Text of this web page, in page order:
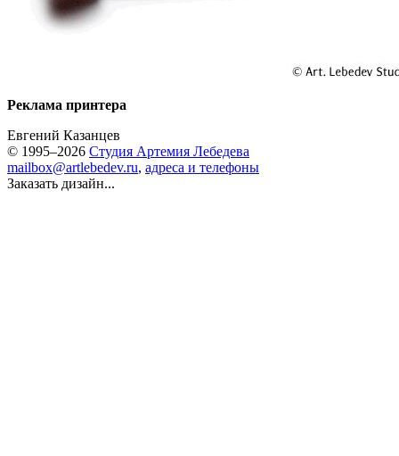
Реклама принтера
Евгений Казанцев
© 1995–2026 Студия Артемия Лебедева
mailbox@artlebedev.ru, адреса и телефоны
Заказать дизайн...